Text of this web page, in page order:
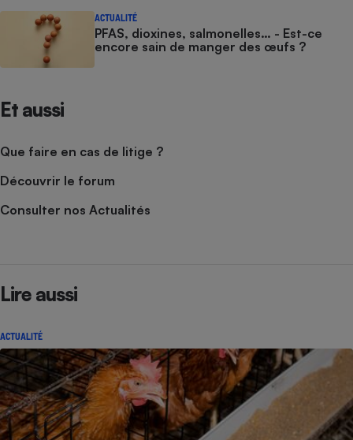
ACTUALITÉ
PFAS, dioxines, salmonelles… - Est-ce
encore sain de manger des œufs ?
Et aussi
Que faire en cas de litige ?
Découvrir le forum
Consulter nos Actualités
Lire aussi
ACTUALITÉ